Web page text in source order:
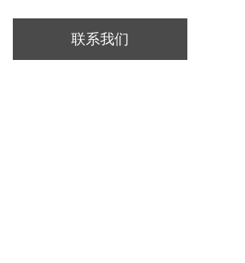
联系我们